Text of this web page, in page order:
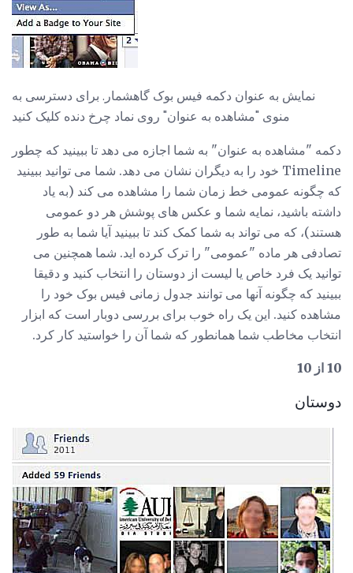
نمایش به عنوان دکمه فیس بوک گاهشمار. برای دسترسی به
منوی "مشاهده به عنوان" روی نماد چرخ دنده کلیک کنید
دکمه "مشاهده به عنوان" به شما اجازه می دهد تا ببینید که چطور
Timeline خود را به دیگران نشان می دهد. شما می توانید ببینید
که چگونه عمومی خط زمان شما را مشاهده می کند (به یاد
داشته باشید، نمایه شما و عکس های پوشش هر دو عمومی
هستند)، که می تواند به شما کمک کند تا ببینید آیا شما به طور
تصادفی هر ماده "عمومی" را ترک کرده اید. شما همچنین می
توانید یک فرد خاص یا لیست از دوستان را انتخاب کنید و دقیقا
ببینید که چگونه آنها می توانند جدول زمانی فیس بوک خود را
مشاهده کنید. این یک راه خوب برای بررسی دوبار است که ابزار
انتخاب مخاطب شما همانطور که شما آن را خواستید کار کرد.
10 از 10
دوستان